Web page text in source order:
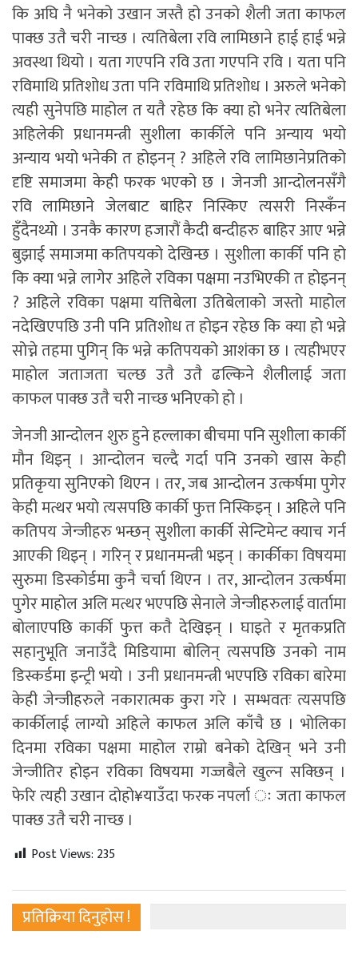
कि अघि नै भनेको उखान जस्तै हो उनको शैली जता काफल
पाक्छ उतै चरी नाच्छ । त्यतिबेला रवि लामिछाने हाई हाई भन्ने
अवस्था थियो । यता गएपनि रवि उता गएपनि रवि । यता पनि
रविमाथि प्रतिशोध उता पनि रविमाथि प्रतिशोध । अरुले भनेको
त्यही सुनेपछि माहोल त यतै रहेछ कि क्या हो भनेर त्यतिबेला
अहिलेकी प्रधानमन्त्री सुशीला कार्कीले पनि अन्याय भयो
अन्याय भयो भनेकी त होइनन् ? अहिले रवि लामिछानेप्रतिको
दृष्टि समाजमा केही फरक भएको छ । जेनजी आन्दोलनसँगै
रवि लामिछाने जेलबाट बाहिर निस्किए त्यसरी निस्कँन
हुँदैनथ्यो । उनकै कारण हजारौं कैदी बन्दीहरु बाहिर आए भन्ने
बुझाई समाजमा कतिपयको देखिन्छ । सुशीला कार्की पनि हो
कि क्या भन्ने लागेर अहिले रविका पक्षमा नउभिएकी त होइनन्
? अहिले रविका पक्षमा यत्तिबेला उतिबेलाको जस्तो माहोल
नदेखिएपछि उनी पनि प्रतिशोध त होइन रहेछ कि क्या हो भन्ने
सोच्ने तहमा पुगिन् कि भन्ने कतिपयको आशंका छ । त्यहीभएर
माहोल जताजता चल्छ उतै उतै ढल्किने शैलीलाई जता
काफल पाक्छ उतै चरी नाच्छ भनिएको हो ।
जेनजी आन्दोलन शुरु हुने हल्लाका बीचमा पनि सुशीला कार्की
मौन थिइन् । आन्दोलन चल्दै गर्दा पनि उनको खास केही
प्रतिकृया सुनिएको थिएन । तर, जब आन्दोलन उत्कर्षमा पुगेर
केही मत्थर भयो त्यसपछि कार्की फुत्त निस्किइन् । अहिले पनि
कतिपय जेन्जीहरु भन्छन् सुशीला कार्की सेन्टिमेन्ट क्याच गर्न
आएकी थिइन् । गरिन् र प्रधानमन्त्री भइन् । कार्कीका विषयमा
सुरुमा डिस्कोर्डमा कुनै चर्चा थिएन । तर, आन्दोलन उत्कर्षमा
पुगेर माहोल अलि मत्थर भएपछि सेनाले जेन्जीहरुलाई वार्तामा
बोलाएपछि कार्की फुत्त कतै देखिइन् । घाइते र मृतकप्रति
सहानुभूति जनाउँदै मिडियामा बोलिन् त्यसपछि उनको नाम
डिस्कर्डमा इन्ट्री भयो । उनी प्रधानमन्त्री भएपछि रविका बारेमा
केही जेन्जीहरुले नकारात्मक कुरा गरे । सम्भवतः त्यसपछि
कार्कीलाई लाग्यो अहिले काफल अलि काँचै छ । भोलिका
दिनमा रविका पक्षमा माहोल राम्रो बनेको देखिन् भने उनी
जेन्जीतिर होइन रविका विषयमा गज्जबैले खुल्न सक्छिन् ।
फेरि त्यही उखान दोहो¥याउँदा फरक नपर्ला ः जता काफल
पाक्छ उतै चरी नाच्छ ।
Post Views: 235
प्रतिक्रिया दिनुहोस !